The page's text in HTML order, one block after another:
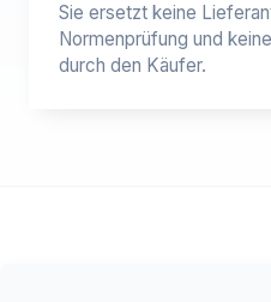
Sie ersetzt keine
Normenprüfung und
durch den Käufer.